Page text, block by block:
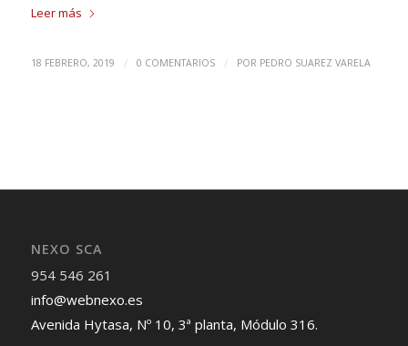
Leer más
18 FEBRERO, 2019 / 0 COMENTARIOS / POR PEDRO SUAREZ VARELA
NEXO SCA
954 546 261
info@webnexo.es
Avenida Hytasa, Nº 10, 3ª planta, Módulo 316.